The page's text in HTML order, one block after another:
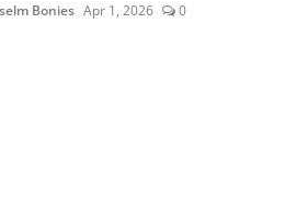
Bonies Apr 1, 2026 0